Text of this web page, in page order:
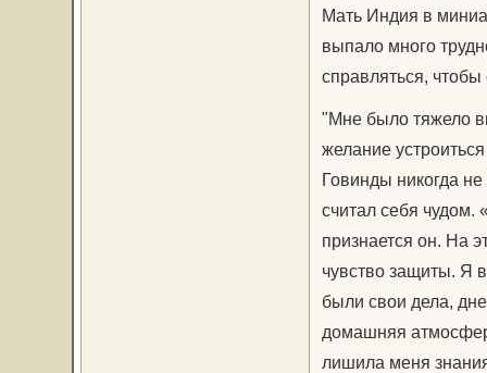
Мать Индия в
выпало много
справляться,
"Мне было тяжело
желание
Говинды никогда
считал себя чудом.
признается он. На
чувство защиты. Я
были свои дела,
домашняя
лишила меня